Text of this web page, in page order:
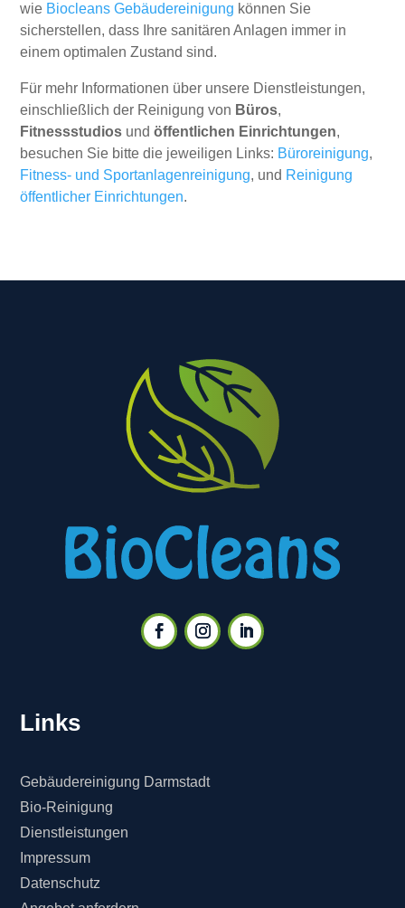
wie Biocleans Gebäudereinigung können Sie
sicherstellen, dass Ihre sanitären Anlagen immer in
einem optimalen Zustand sind.
Für mehr Informationen über unsere Dienstleistungen,
einschließlich der Reinigung von Büros,
Fitnessstudios undöffentlichen Einrichtungen,
besuchen Sie bitte die jeweiligen Links: Büroreinigung,
Fitness- und Sportanlagenreinigung, und Reinigung
öffentlicher Einrichtungen.
Links
Gebäudereinigung Darmstadt
Bio-Reinigung
Dienstleistungen
Impressum
Datenschutz